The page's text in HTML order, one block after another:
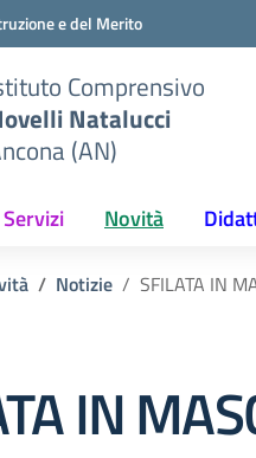
e del Merito
Comprensivo
Natalucci
(AN)
Servizi Novità
Notizie SFILATA IN
IN